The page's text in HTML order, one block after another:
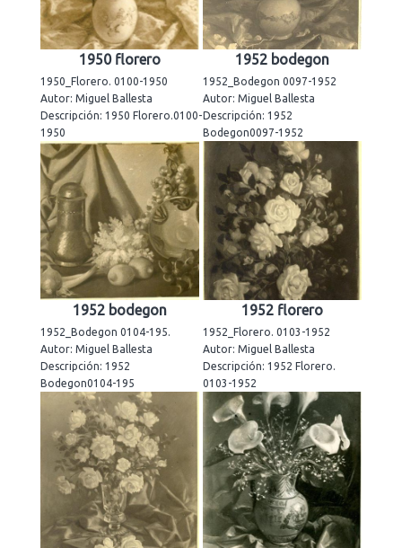
1950 florero
1950_Florero. 0100-1950
Autor: Miguel Ballesta
Descripción: 1950 Florero.0100-
1950
1952 bodegon
1952_Bodegon 0097-1952
Autor: Miguel Ballesta
Descripción: 1952
Bodegon0097-1952
1952 bodegon
1952_Bodegon 0104-195.
Autor: Miguel Ballesta
Descripción: 1952
Bodegon0104-195
1952 florero
1952_Florero. 0103-1952
Autor: Miguel Ballesta
Descripción: 1952 Florero.
0103-1952